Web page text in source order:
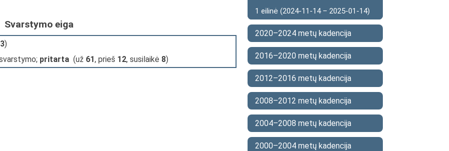
Svarstymo eiga
)
pritarta (už 61, prieš 12, susilaikė 8)
1 eilinė (2024-11-14 – 2025-01-14)
2020–2024 metų kadencija
2016–2020 metų kadencija
2012–2016 metų kadencija
2008–2012 metų kadencija
2004–2008 metų kadencija
2000–2004 metų kadencija